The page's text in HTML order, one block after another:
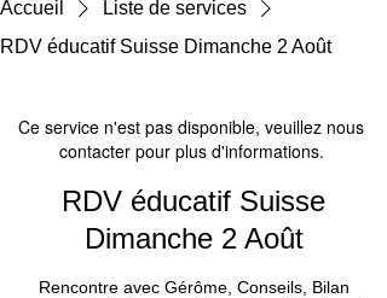
Accueil
Liste de services
RDV éducatif Suisse Dimanche 2 Août
Ce service n'est pas disponible, veuillez nous
contacter pour plus d'informations.
RDV éducatif Suisse
Dimanche 2 Août
Rencontre avec Gérôme, Conseils, Bilan